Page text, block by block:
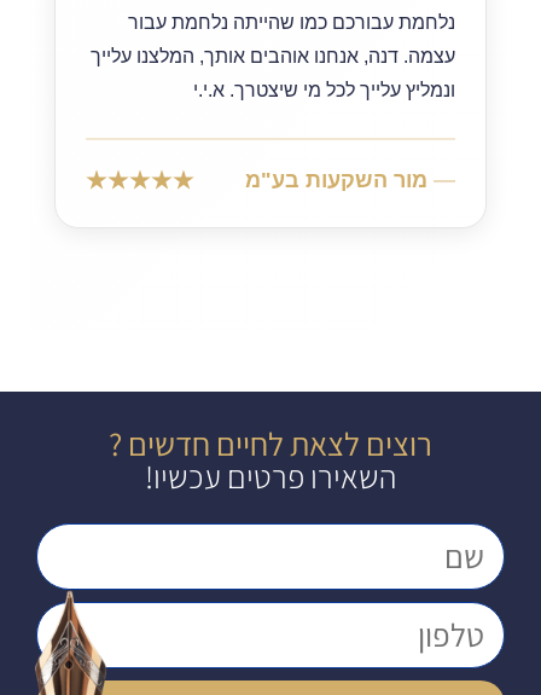
נלחמת עבורכם כמו שהייתה נלחמת עבור
עצמה. דנה, אנחנו אוהבים אותך, המלצנו עלייך
ונמליץ עלייך לכל מי שיצטרך. א.י.י
מור השקעות בע"מ
רוצים לצאת לחיים חדשים ?
השאירו פרטים עכשיו!